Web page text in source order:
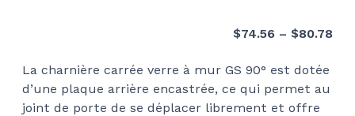
$74.56 – $80.78
La charnière carrée verre à mur GS 90° est dotée
d’une plaque arrière encastrée, ce qui permet au
joint de porte de se déplacer librement et offre